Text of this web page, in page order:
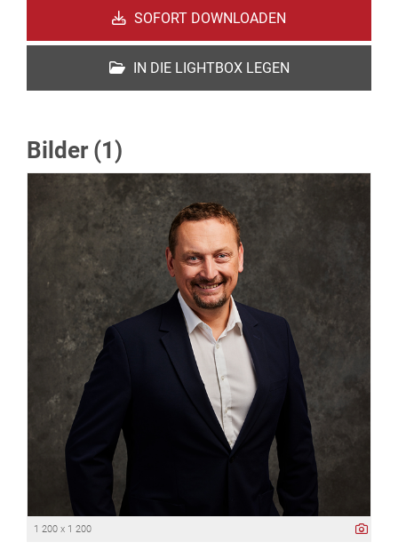
SOFORT DOWNLOADEN
IN DIE LIGHTBOX LEGEN
Bilder (1)
1 200 x 1 200